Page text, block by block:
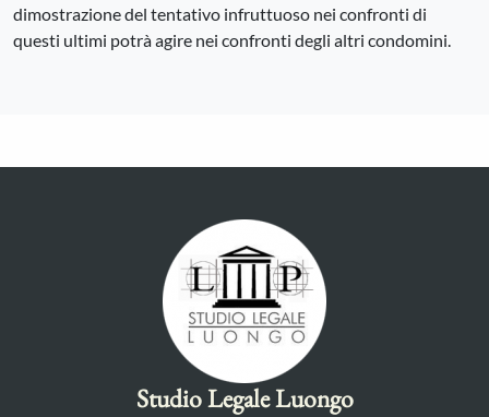
dimostrazione del tentativo infruttuoso nei confronti di
questi ultimi potrà agire nei confronti degli altri condomini.
Studio Legale Luongo